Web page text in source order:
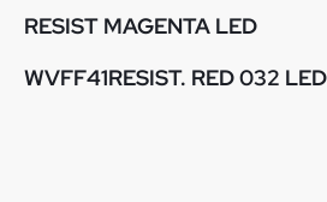
RESIST MAGENTA LED
WVFF41RESIST. RED 032